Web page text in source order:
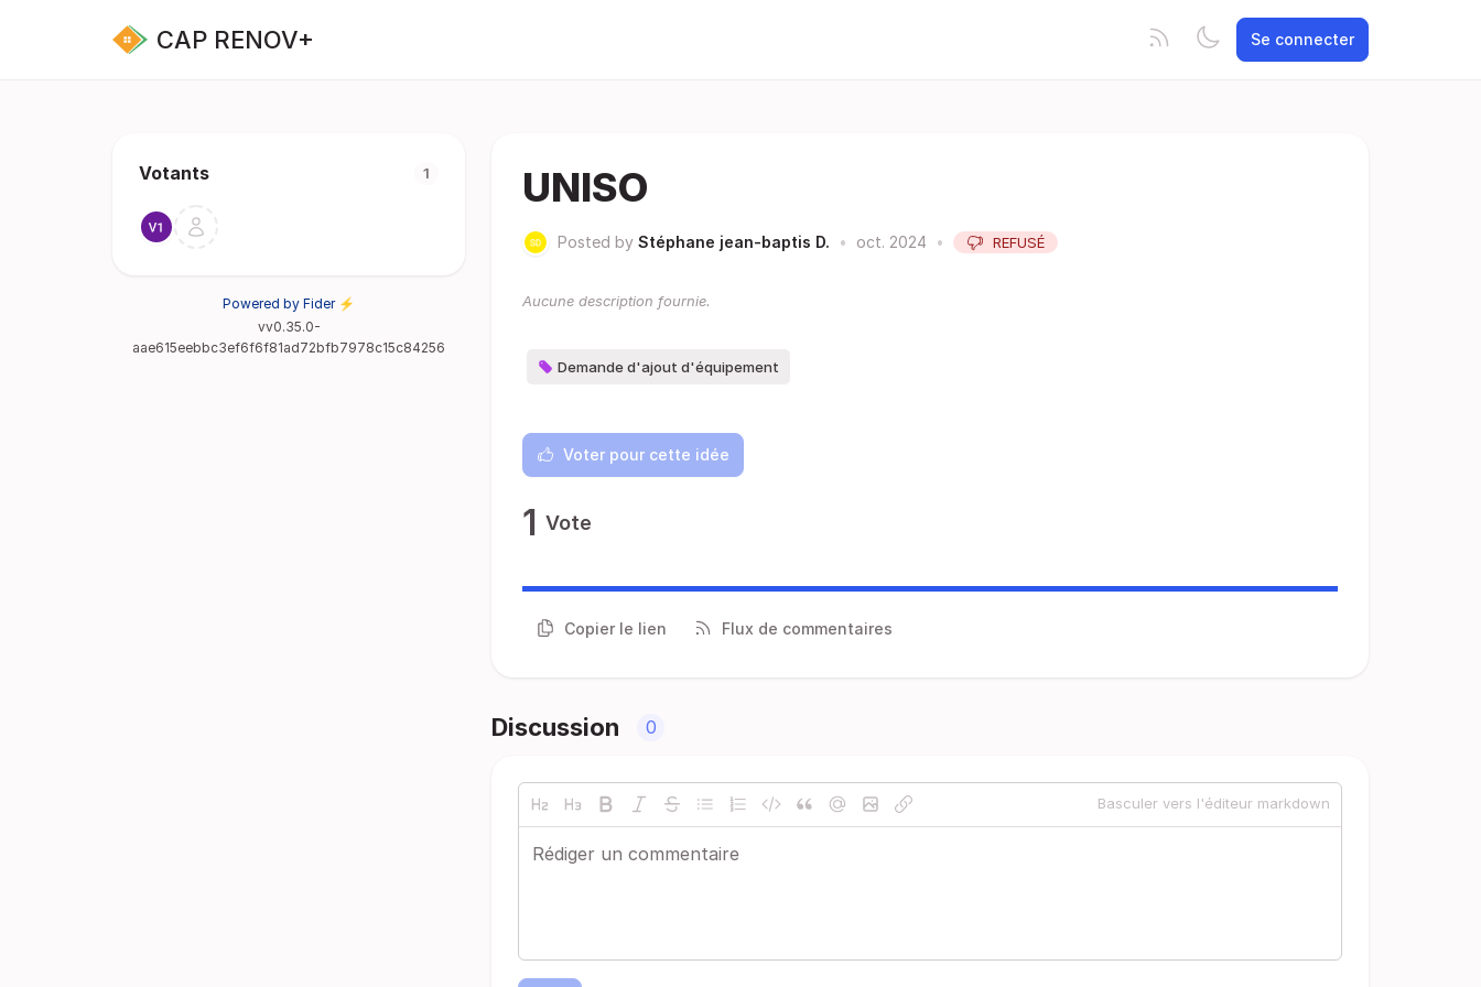
CAP RENOV+ Se connecter
Votants 1
Powered by Fider ⚡
vv0.35.0-
aae615eebbc3ef6f6f81ad72bfb7978c15c84256
UNISO
Posted by Stéphane jean-baptis D. • oct. 2024 • REFUSÉ
Aucune description fournie.
Demande d'ajout d'équipement
Voter pour cette idée
1 Vote
Copier le lien Flux de commentaires
Discussion 0
Basculer vers l'éditeur markdown